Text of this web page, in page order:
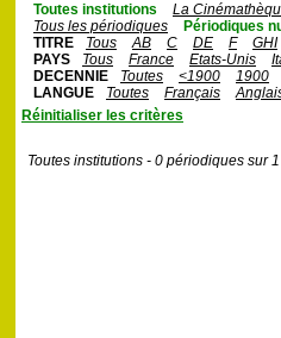
Toutes institutions
La
Tous les périodiques
Périodiques
TITRE
Tous AB C DE F
GHI
PAYS
Tous France Etats-Unis
DECENNIE
Toutes <1900
1900
LANGUE
Toutes Français
Réinitialiser les critères
Toutes institutions - 0 périodiques sur